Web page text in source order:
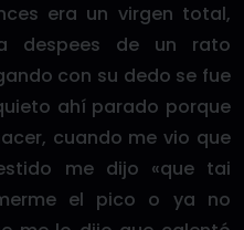
era un virgen total,
despees de un rato
con su dedo se fue
ahí parado porque
cuando me vio que
me dijo «que tai
el pico o ya no